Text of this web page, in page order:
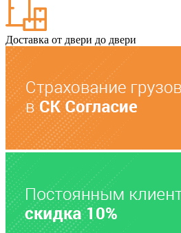
Доставка от двери до двери